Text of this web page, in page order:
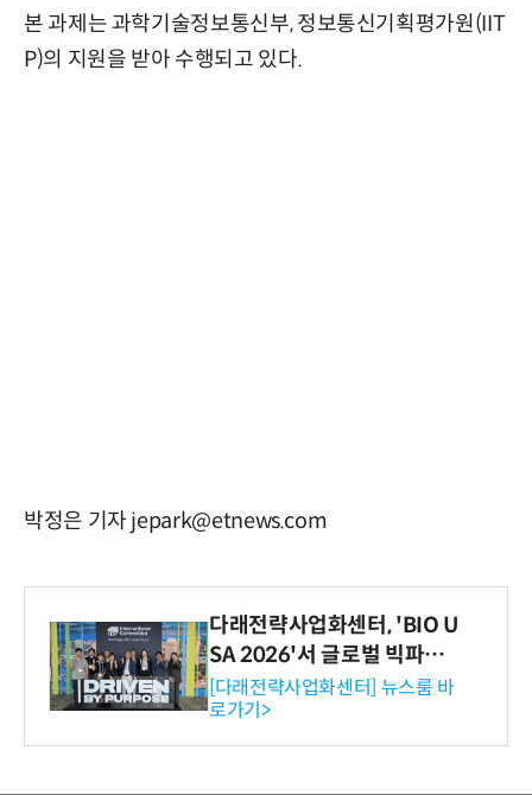
본 과제는 과학기술정보통신부, 정보통신기획평가원(IIT
P)의 지원을 받아 수행되고 있다.
박정은 기자 jepark@etnews.com
다래전략사업화센터, 'BIO U
SA 2026'서 글로벌 빅파마
와의 비즈니스 미팅 지원…K
-바이오 해외 진출 교두보 확
보
[다래전략사업화센터] 뉴스룸 바
로가기>